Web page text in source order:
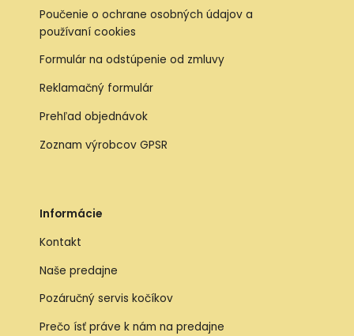
Poučenie o ochrane osobných údajov a
používaní cookies
Formulár na odstúpenie od zmluvy
Reklamačný formulár
Prehľad objednávok
Zoznam výrobcov GPSR
Informácie
Kontakt
Naše predajne
Pozáručný servis kočíkov
Prečo ísť práve k nám na predajne